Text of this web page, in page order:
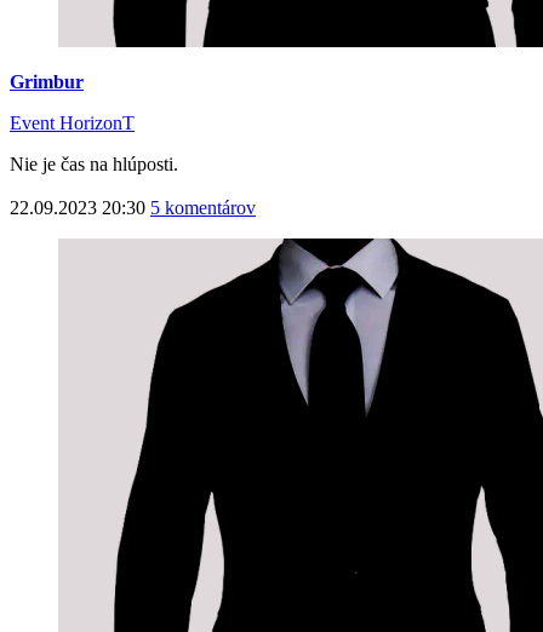
Grimbur
Event HorizonT
Nie je čas na hlúposti.
22.09.2023 20:30 5 komentárov